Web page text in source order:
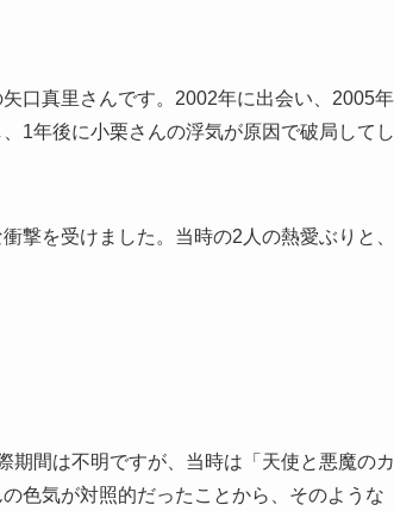
口真里さんです。2002年に出会い、2005年
1年後に小栗さんの浮気が原因で破局してし
撃を受けました。当時の2人の熱愛ぶりと、
期間は不明ですが、当時は「天使と悪魔のカ
色気が対照的だったことから、そのような